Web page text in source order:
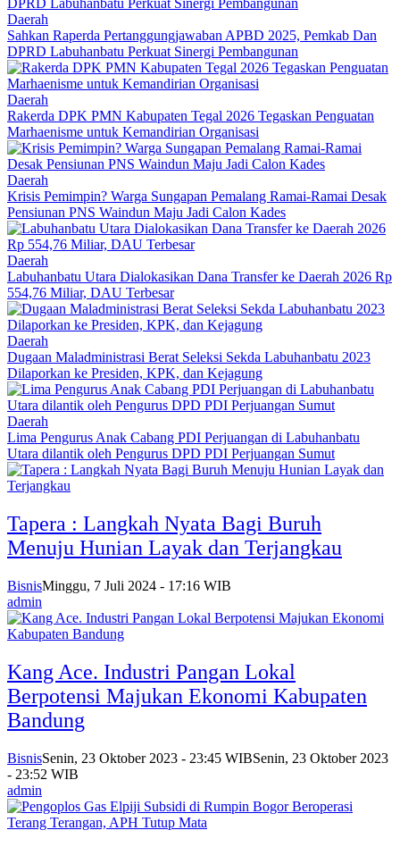
Daerah
Sahkan Raperda Pertanggungjawaban APBD 2025, Pemkab Dan
DPRD Labuhanbatu Perkuat Sinergi Pembangunan
Daerah
Rakerda DPK PMN Kabupaten Tegal 2026 Tegaskan Penguatan
Marhaenisme untuk Kemandirian Organisasi
Daerah
Krisis Pemimpin? Warga Sungapan Pemalang Ramai-Ramai Desak
Pensiunan PNS Waindun Maju Jadi Calon Kades
Daerah
Labuhanbatu Utara Dialokasikan Dana Transfer ke Daerah 2026 Rp
554,76 Miliar, DAU Terbesar
Daerah
Dugaan Maladministrasi Berat Seleksi Sekda Labuhanbatu 2023
Dilaporkan ke Presiden, KPK, dan Kejagung
Daerah
Lima Pengurus Anak Cabang PDI Perjuangan di Labuhanbatu
Utara dilantik oleh Pengurus DPD PDI Perjuangan Sumut
Tapera : Langkah Nyata Bagi Buruh
Menuju Hunian Layak dan Terjangkau
BisnisMinggu, 7 Juli 2024 - 17:16 WIB
admin
Kang Ace. Industri Pangan Lokal
Berpotensi Majukan Ekonomi Kabupaten
Bandung
BisnisSenin, 23 Oktober 2023 - 23:45 WIBSenin, 23 Oktober 2023
- 23:52 WIB
admin